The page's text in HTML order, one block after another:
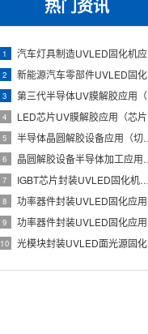
热门资讯
1 汽车灯具制造UVLED固化机应用（透镜与灯壳胶水快速固化）
2 新能源汽车零部件UVLED固化机应用（电池组件与电子胶精准固
3 第三代半导体UV膜解胶应用（碳化硅晶圆低损伤解胶工艺）
4 LED芯片UV膜解胶应用（芯片蓝膜低应力分离处理）
5 半导体晶圆解胶设备应用（切割膜UV解胶辅助芯片安全取片）
6 晶圆解胶设备半导体加工应用（UV膜照射降低粘性实现晶圆无损分
7 IGBT芯片封装UVLED固化机应用（Die Attach胶
8 功率器件封装UVLED固化应用（IGBT芯片与散热基板稳定粘
9 功率器件封装UVLED固化应用有哪些优势？IGBT芯片与散热
10 光模块封装UVLED面光源固化应用（光器件胶水批量快速UV固